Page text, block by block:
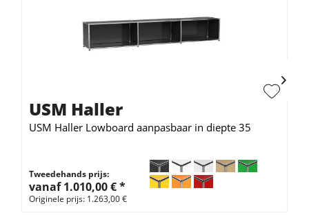
USM Haller
USM Haller Lowboard aanpasbaar in diepte 35
Tweedehands prijs:
vanaf 1.010,00 € *
Originele prijs: 1.263,00 €